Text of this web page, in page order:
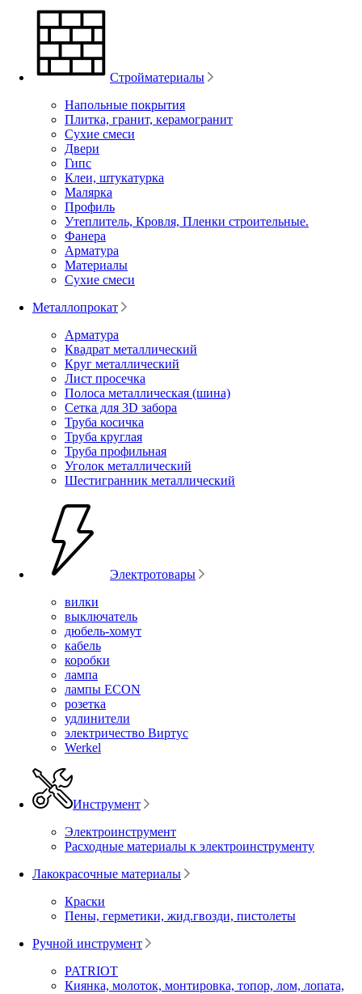
Стройматериалы
Напольные покрытия
Плитка, гранит, керамогранит
Сухие смеси
Двери
Гипс
Клеи, штукатурка
Малярка
Профиль
Утеплитель, Кровля, Пленки строительные.
Фанера
Арматура
Материалы
Сухие смеси
Металлопрокат
Арматура
Квадрат металлический
Круг металлический
Лист просечка
Полоса металлическая (шина)
Сетка для 3D забора
Труба косичка
Труба круглая
Труба профильная
Уголок металлический
Шестигранник металлический
Электротовары
вилки
выключатель
дюбель-хомут
кабель
коробки
лампа
лампы ECON
розетка
удлинители
электричество Виртус
Werkel
Инструмент
Электроинструмент
Расходные материалы к электроинструменту
Лакокрасочные материалы
Краски
Пены, герметики, жид.гвозди, пистолеты
Ручной инструмент
PATRIOT
Киянка, молоток, монтировка, топор, лом, лопата,